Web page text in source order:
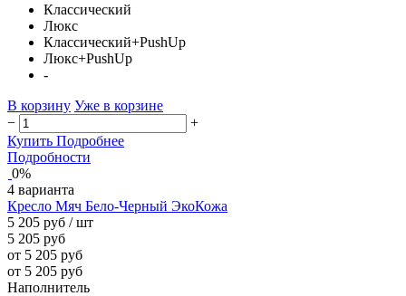
Классический
Люкс
Классический+PushUp
Люкс+PushUp
-
В корзину Уже в корзине
−
+
Купить Подробнее
Подробности
0%
4 варианта
Кресло Мяч Бело-Черный ЭкоКожа
5 205 руб / шт
5 205 руб
от 5 205 руб
от 5 205 руб
Наполнитель